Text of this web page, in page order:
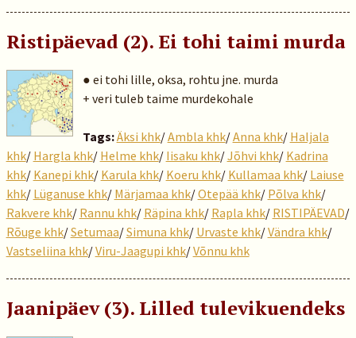
Ristipäevad (2). Ei tohi taimi murda
● ei tohi lille, oksa, rohtu jne. murda
+ veri tuleb taime murdekohale
Tags:Äksi khk/Ambla khk/Anna khk/ Haljala
khk/ Hargla khk/ Helme khk/ Iisaku khk/Jõhvi khk/ Kadrina
khk/ Kanepi khk/ Karula khk/ Koeru khk/ Kullamaa khk/ Laiuse
khk/ Lüganuse khk/ Märjamaa khk/Otepää khk/ Põlva khk/
Rakvere khk/ Rannu khk/ Räpina khk/ Rapla khk/ RISTIPÄEVAD/
Rõuge khk/Setumaa/Simuna khk/ Urvaste khk/Vändra khk/
Vastseliina khk/Viru-Jaagupi khk/Võnnu khk
Jaanipäev (3). Lilled tulevikuendeks